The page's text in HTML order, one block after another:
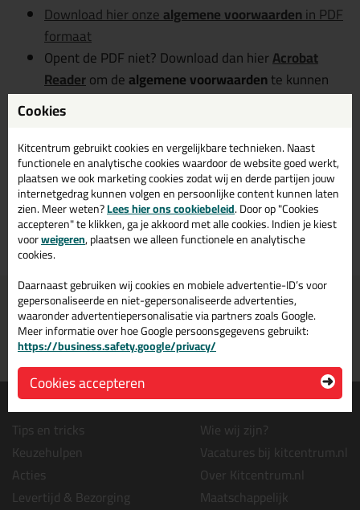
Download hier onzealgemene voorwaardenin PDF
formaat
Opent de PDF niet? Download dan hierAcrobat
Readerom dealgemene voorwaardente kunnen
openen.
gelden dezeaanvullende voorwaarden.
Kitcentrum.nlheeft het recht haar leverings- en/of
betalingsvoorwaarden na het verstrijken van de looptijd
te wijzigen.
Voor 21:00 uur besteld
morgen in huis
Gratisbezorging inNL & BE
vanaf75,-
Grootste assortiment
uit voorraad leverbaar
PostNL afhaalpunt: kies zelf
wanneer je afhaalt
Informatie
Tips en tricks
Keuzehulpen
Acties
Levertijd & Bezorging
Over ons
Wie wij zijn?
Vacatures bij kitcentrum.nl
Over Kitcentrum.nl
Maatschappelijk
Cookies
Kitcentrum gebruikt cookies en vergelijkbare technieken. Naast
functionele en analytische cookies waardoor de website goed werkt,
plaatsen we ook marketing cookies zodat wij en derde partijen jouw
internetgedrag kunnen volgen en persoonlijke content kunnen laten
zien. Meer weten?Lees hier ons cookiebeleid. Door op "Cookies
accepteren" te klikken, ga je akkoord met alle cookies. Indien je kiest
voorweigeren, plaatsen we alleen functionele en analytische
cookies.
Daarnaast gebruiken wij cookies en mobiele advertentie-ID’s voor
gepersonaliseerde en niet-gepersonaliseerde advertenties,
waaronder advertentiepersonalisatie via partners zoals Google.
Meer informatie over hoe Google persoonsgegevens gebruikt:
https://business.safety.google/privacy/
Cookies accepteren